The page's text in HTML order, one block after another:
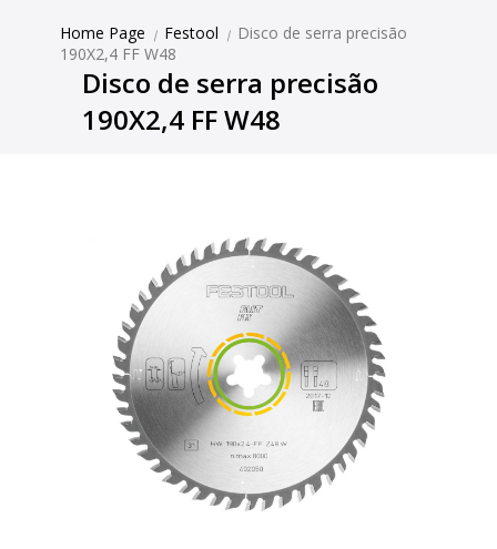
Home Page | Festool | Disco de serra precisão
190X2,4 FF W48
Disco de serra precisão
190X2,4 FF W48